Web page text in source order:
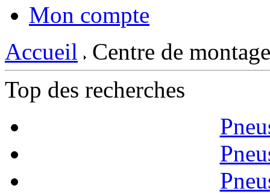
Mon compte
Accueil
Centre de
Top des recherches